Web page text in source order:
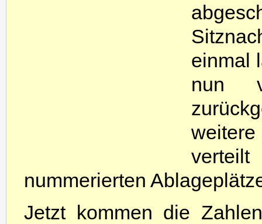
einmal
nun
nummerierten
Jetzt kommen die